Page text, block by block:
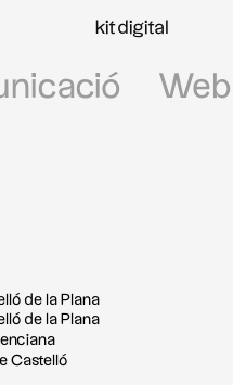
kit digital
Web
de la Plana
de la Plana
Castelló